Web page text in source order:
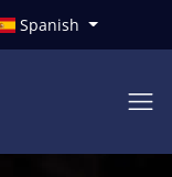
Spanish